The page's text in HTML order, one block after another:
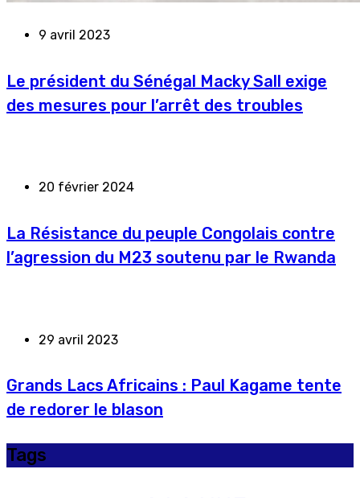
9 avril 2023
Le président du Sénégal Macky Sall exige
des mesures pour l’arrêt des troubles
20 février 2024
La Résistance du peuple Congolais contre
l’agression du M23 soutenu par le Rwanda
29 avril 2023
Grands Lacs Africains : Paul Kagame tente
de redorer le blason
Tags